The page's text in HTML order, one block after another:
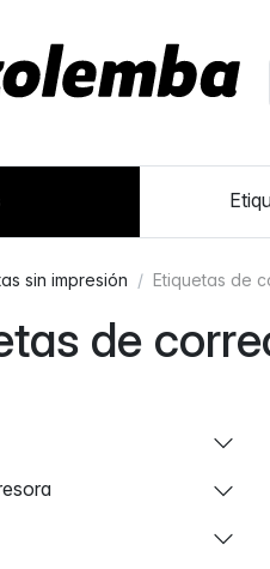
sin impresión Etiquetas de
de